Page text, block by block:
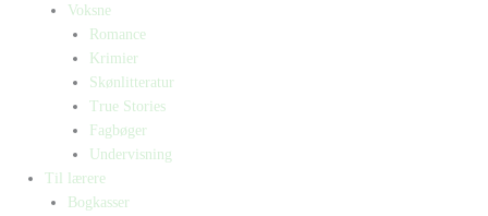
Voksne
Romance
Krimier
Skønlitteratur
True Stories
Fagbøger
Undervisning
Til lærere
Bogkasser